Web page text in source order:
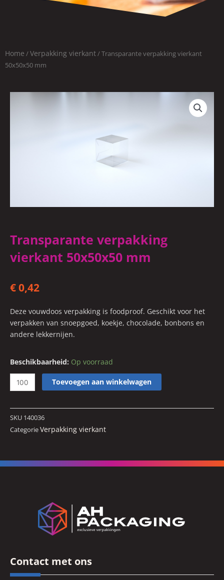
Home /Verpakking vierkant/ Transparante verpakking vierkant
50x50x50 mm
Transparante verpakking
vierkant 50x50x50 mm
€0,42
Deze vouwdoos verpakking is foodproof. Geschikt voor het
verpakken van snoepgoed, koekje, chocolade, bonbons en
andere lekkernijen.
Beschikbaarheid: Op voorraad
Transparante
verpakking
vierkant
mm
aantal
Toevoegen aan winkelwagen
SKU 140036
CategorieVerpakking vierkant
Contact met ons